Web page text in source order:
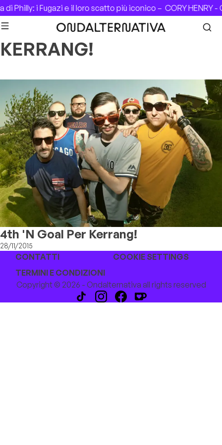
Skip to content
Philly: i Fugazi e il loro scatto più iconico –CORY HENRY -
KERRANG!
4th 'N Goal Per Kerrang!
28/11/2015
CONTATTI
COOKIE SETTINGS
TERMINI E CONDIZIONI
Copyright © 2026 - Ondalternativa all rights reserved